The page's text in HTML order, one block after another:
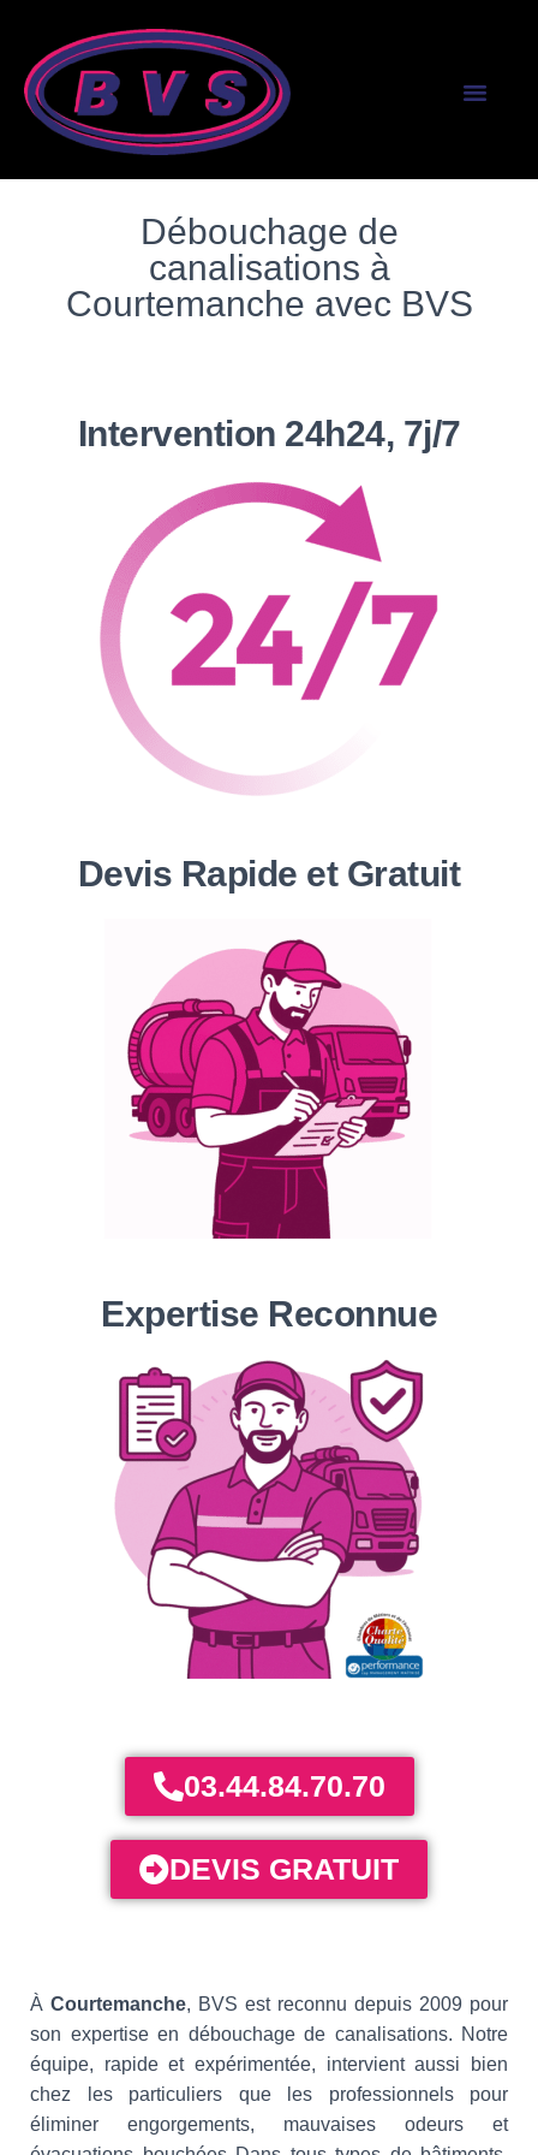
Débouchage de
canalisations à
Courtemanche avec BVS
Intervention 24h24, 7j/7
Devis Rapide et Gratuit
Expertise Reconnue
03.44.84.70.70
DEVIS GRATUIT
À Courtemanche, BVS est reconnu depuis 2009 pour
son expertise en débouchage de canalisations. Notre
équipe, rapide et expérimentée, intervient aussi bien
chez les particuliers que les professionnels pour
éliminer engorgements, mauvaises odeurs et